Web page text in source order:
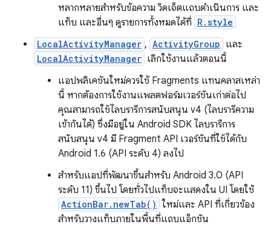
หลากหลายสำหรับข้อความ วิดเจ็ตแถบดำเนินการ และ
แท็บ และอื่นๆ ดูรายการทั้งหมดได้ที่ R.style
LocalActivityManager , ActivityGroup และ
LocalActivityManager เลิกใช้งานแล้วตอนนี้
แอปพลิเคชันใหม่ควรใช้ Fragments แทนคลาสเหล่า
นี้ หากต้องการใช้งานแพลตฟอร์มเวอร์ชันเก่าต่อไป
คุณสามารถใช้ไลบรารีการสนับสนุน v4 (ไลบรารีความ
เข้ากันได้) ซึ่งมีอยู่ใน Android SDK ไลบรารีการ
สนับสนุน v4 มี Fragment API เวอร์ชันที่ใช้ได้กับ
Android 1.6 (API ระดับ 4) ลงไป
สําหรับแอปที่พัฒนาขึ้นสําหรับ Android 3.0 (API
ระดับ 11) ขึ้นไป โดยทั่วไปแท็บจะแสดงใน UI โดยใช้
ActionBar.newTab() ใหม่และ API ที่เกี่ยวข้อง
สําหรับวางแท็บภายในพื้นที่แถบแอ็กชัน